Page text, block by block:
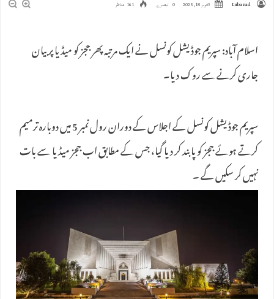
Lubazad اکتوبر 18, 2025 0 تبصرے 161 مناظر
اسلام آباد: سپریم جوڈیشل کونسل نے ایک مرتبہ پھر ججز کو میڈیا پر بیان
جاری کرنے سے روک دیا۔
سپریم جوڈیشل کونسل کے اجلاس کے دوران رول نمبر 5 میں دوبارہ ترمیم
کرتے ہوئے ججز کو پابند کر دیا گیا، جس کے مطابق اب ججز میڈیا سے بات
نہیں کر سکیں گے ۔